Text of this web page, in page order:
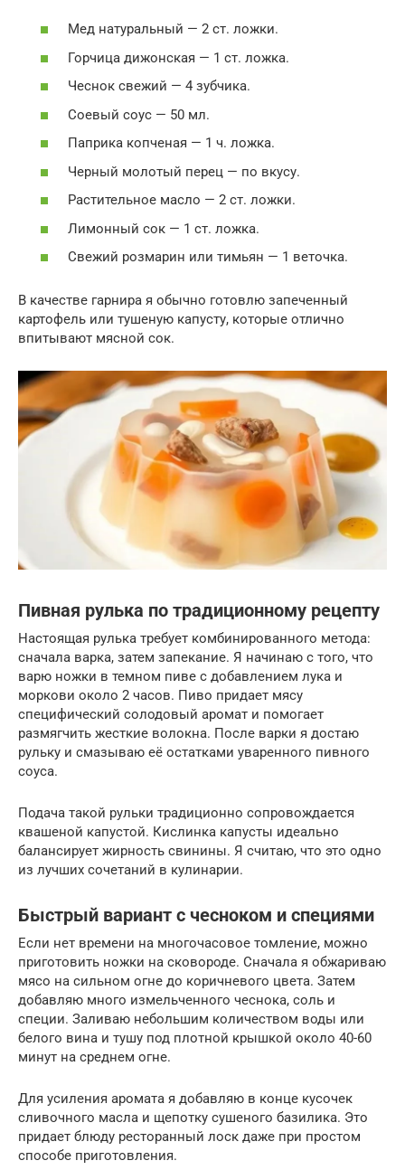
Мед натуральный — 2 ст. ложки.
Горчица дижонская — 1 ст. ложка.
Чеснок свежий — 4 зубчика.
Соевый соус — 50 мл.
Паприка копченая — 1 ч. ложка.
Черный молотый перец — по вкусу.
Растительное масло — 2 ст. ложки.
Лимонный сок — 1 ст. ложка.
Свежий розмарин или тимьян — 1 веточка.
В качестве гарнира я обычно готовлю запеченный
картофель или тушеную капусту, которые отлично
впитывают мясной сок.
Пивная рулька по традиционному рецепту
Настоящая рулька требует комбинированного метода:
сначала варка, затем запекание. Я начинаю с того, что
варю ножки в темном пиве с добавлением лука и
моркови около 2 часов. Пиво придает мясу
специфический солодовый аромат и помогает
размягчить жесткие волокна. После варки я достаю
рульку и смазываю её остатками уваренного пивного
соуса.
Подача такой рульки традиционно сопровождается
квашеной капустой. Кислинка капусты идеально
балансирует жирность свинины. Я считаю, что это одно
из лучших сочетаний в кулинарии.
Быстрый вариант с чесноком и специями
Если нет времени на многочасовое томление, можно
приготовить ножки на сковороде. Сначала я обжариваю
мясо на сильном огне до коричневого цвета. Затем
добавляю много измельченного чеснока, соль и
специи. Заливаю небольшим количеством воды или
белого вина и тушу под плотной крышкой около 40-60
минут на среднем огне.
Для усиления аромата я добавляю в конце кусочек
сливочного масла и щепотку сушеного базилика. Это
придает блюду ресторанный лоск даже при простом
способе приготовления.